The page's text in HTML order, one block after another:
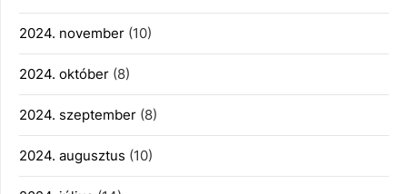
2024. november (10)
2024. október (8)
2024. szeptember (8)
2024. augusztus (10)